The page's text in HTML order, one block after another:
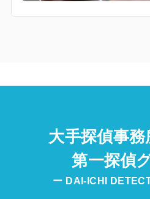
大手探偵事
第一探偵
ー DAI-ICHI